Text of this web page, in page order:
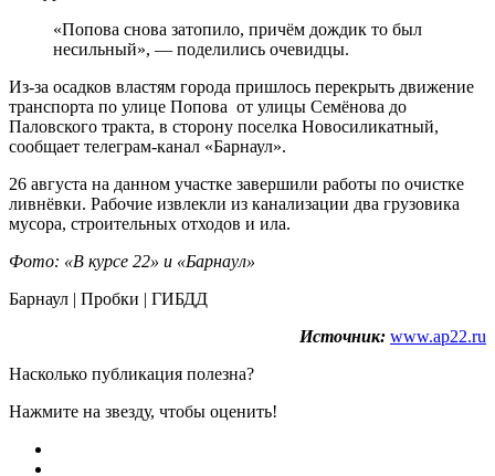
«Попова снова затопило, причём дождик то был
несильный», — поделились очевидцы.
Из-за осадков властям города пришлось перекрыть движение
транспорта по улице Попова ­ от улицы Семёнова до
Паловского тракта, в сторону поселка Новосиликатный,
сообщает телеграм-канал «Барнаул».
26 августа на данном участке завершили работы по очистке
ливнёвки. Рабочие извлекли из канализации два грузовика
мусора, строительных отходов и ила.
Фото: «В курсе 22» и «Барнаул»
Барнаул | Пробки | ГИБДД
Источник: www.ap22.ru
Насколько публикация полезна?
Нажмите на звезду, чтобы оценить!